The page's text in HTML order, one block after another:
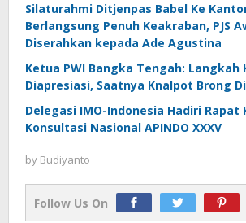
Silaturahmi Ditjenpas Babel Ke
Berlangsung Penuh Keakraban, PJS
Diserahkan kepada Ade Agustina
Ketua PWI Bangka Tengah: Langkah
Diapresiasi, Saatnya Knalpot Brong
Delegasi IMO-Indonesia Hadiri Rapat
Konsultasi Nasional APINDO XXXV
by Budiyanto
Follow Us On